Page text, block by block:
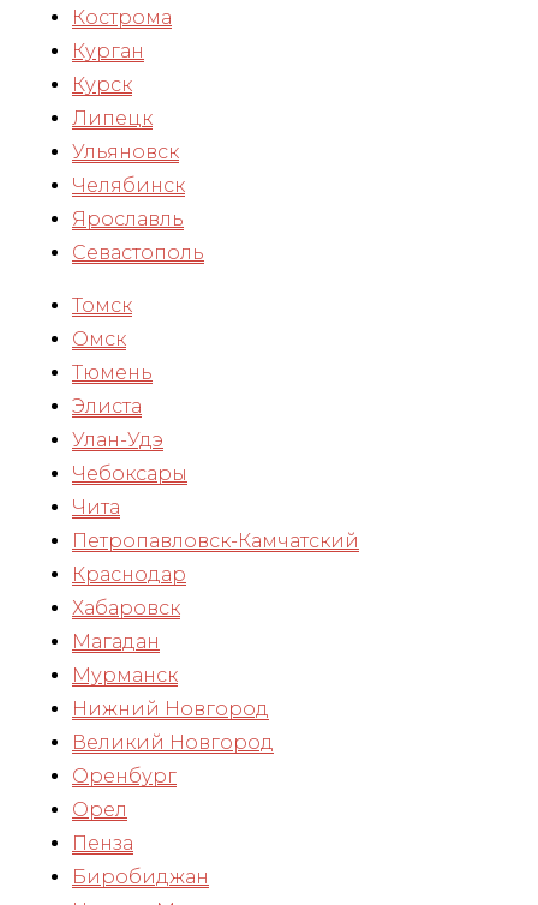
Кострома
Курган
Курск
Липецк
Ульяновск
Челябинск
Ярославль
Севастополь
Томск
Омск
Тюмень
Элиста
Улан-Удэ
Чебоксары
Чита
Петропавловск-Камчатский
Краснодар
Хабаровск
Магадан
Мурманск
Нижний Новгород
Великий Новгород
Оренбург
Орел
Пенза
Биробиджан